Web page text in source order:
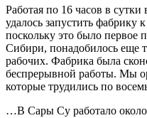
Работая по 16 часов в
удалось запустить фабрику
поскольку это было первое
Сибири, понадобилось еще
рабочих. Фабрика была
беспрерывной работы. Мы
которые трудились по
…В Сары Су работало около